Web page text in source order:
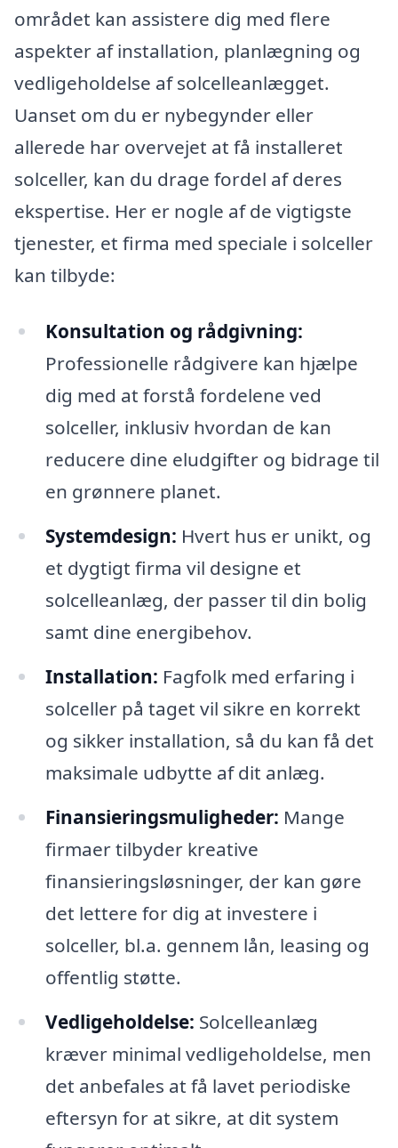
området kan assistere dig med flere
aspekter af installation, planlægning og
vedligeholdelse af solcelleanlægget.
Uanset om du er nybegynder eller
allerede har overvejet at få installeret
solceller, kan du drage fordel af deres
ekspertise. Her er nogle af de vigtigste
tjenester, et firma med speciale i solceller
kan tilbyde:
Konsultation og rådgivning:
Professionelle rådgivere kan hjælpe
dig med at forstå fordelene ved
solceller, inklusiv hvordan de kan
reducere dine eludgifter og bidrage til
en grønnere planet.
Systemdesign: Hvert hus er unikt, og
et dygtigt firma vil designe et
solcelleanlæg, der passer til din bolig
samt dine energibehov.
Installation: Fagfolk med erfaring i
solceller på taget vil sikre en korrekt
og sikker installation, så du kan få det
maksimale udbytte af dit anlæg.
Finansieringsmuligheder: Mange
firmaer tilbyder kreative
finansieringsløsninger, der kan gøre
det lettere for dig at investere i
solceller, bl.a. gennem lån, leasing og
offentlig støtte.
Vedligeholdelse: Solcelleanlæg
kræver minimal vedligeholdelse, men
det anbefales at få lavet periodiske
eftersyn for at sikre, at dit system